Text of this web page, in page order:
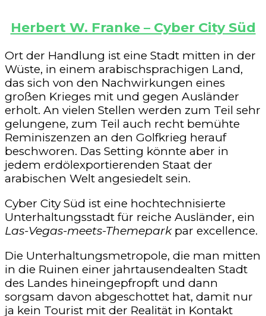
Herbert W. Franke – Cyber City Süd
Ort der Handlung ist eine Stadt mitten in der
Wüste, in einem arabischsprachigen Land,
das sich von den Nachwirkungen eines
großen Krieges mit und gegen Ausländer
erholt. An vielen Stellen werden zum Teil sehr
gelungene, zum Teil auch recht bemühte
Reminiszenzen an den Golfkrieg herauf
beschworen. Das Setting könnte aber in
jedem erdölexportierenden Staat der
arabischen Welt angesiedelt sein.
Cyber City Süd ist eine hochtechnisierte
Unterhaltungsstadt für reiche Ausländer, ein
Las-Vegas-meets-Themeparkpar excellence.
Die Unterhaltungsmetropole, die man mitten
in die Ruinen einer jahrtausendealten Stadt
des Landes hineingepfropft und dann
sorgsam davon abgeschottet hat, damit nur
ja kein Tourist mit der Realität in Kontakt